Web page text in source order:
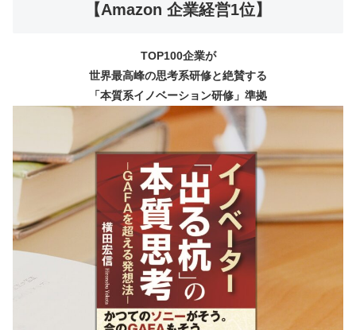
【Amazon 企業経営1位】
TOP100企業が
世界最高峰の思考系研修と絶賛する
「本質系イノベーション研修」準拠